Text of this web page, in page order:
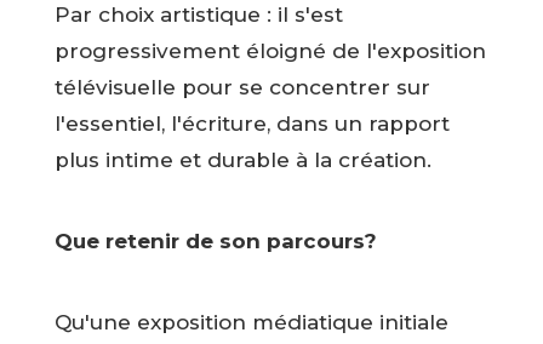
Par choix artistique : il s'est
progressivement éloigné de l'exposition
télévisuelle pour se concentrer sur
l'essentiel, l'écriture, dans un rapport
plus intime et durable à la création.
Que retenir de son parcours?
Qu'une exposition médiatique initiale